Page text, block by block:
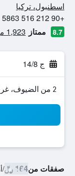
اسطنبول، تركيا
+90 212 516 5863
8.7 ممتاز 1,923 من التقييمات تم التحقق منها
ج 14/8
2 من الضيوف، غرفة واحدة
صفقات من164 ﷼ /